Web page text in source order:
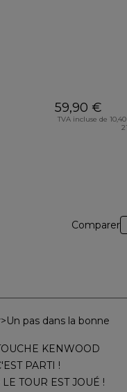
59,90 €
TVA incluse de
Comparer
pas dans la bonne
KENWOOD
PARTI !
TOUR EST JOUÉ !